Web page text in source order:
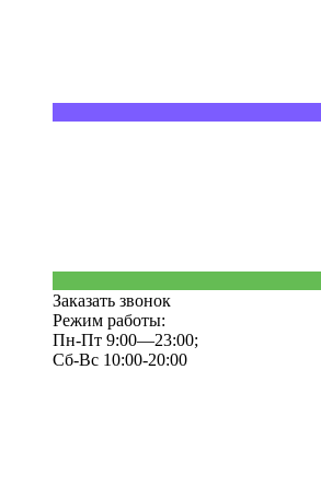
Заказать звонок
Режим работы:
Пн-Пт 9:00—23:00;
Сб-Вс 10:00-20:00